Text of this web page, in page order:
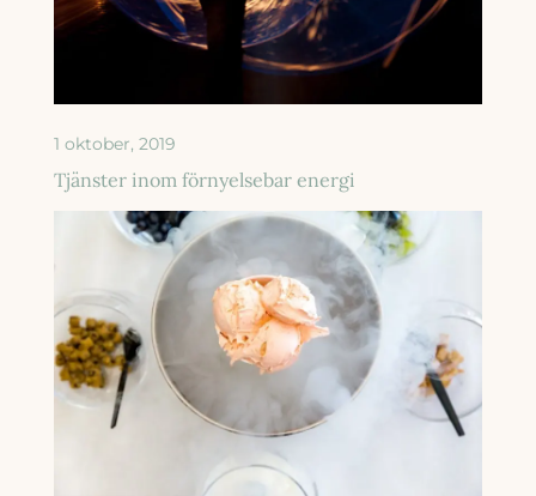
1 oktober, 2019
Tjänster inom förnyelsebar energi